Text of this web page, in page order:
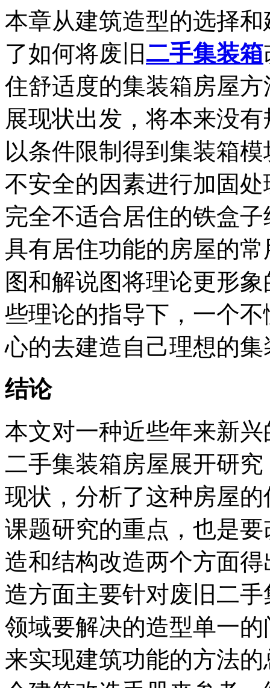
本章从建筑造型的选择
了如何将废旧二手集装箱
住舒适度的集装箱房屋
展现状出发，将本来没
以条件限制得到集装箱
不安全的因素进行加固
完全不适合居住的铁盒
具有居住功能的房屋的
图和解说图将理论更形
些理论的指导下，一个
心的去建造自己理想的
结论
本文对一种近些年来新
二手集装箱房屋展开研
现状，分析了这种房屋
课题研究的重点，也是
造和结构改造两个方面
造方面主要针对废旧二
领域要解决的造型单一
来实现建筑功能的方法